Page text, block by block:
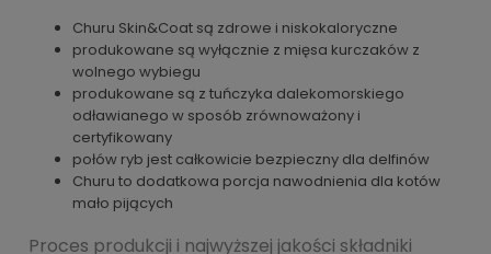
Churu Skin&Coat są zdrowe i niskokaloryczne
produkowane są wyłącznie z mięsa kurczaków z
wolnego wybiegu
produkowane są z tuńczyka dalekomorskiego
odławianego w sposób zrównoważony i
certyfikowany
połów ryb jest całkowicie bezpieczny dla delfinów
Churu to dodatkowa porcja nawodnienia dla kotów
mało pijących
Proces produkcji i najwyższej jakości składniki